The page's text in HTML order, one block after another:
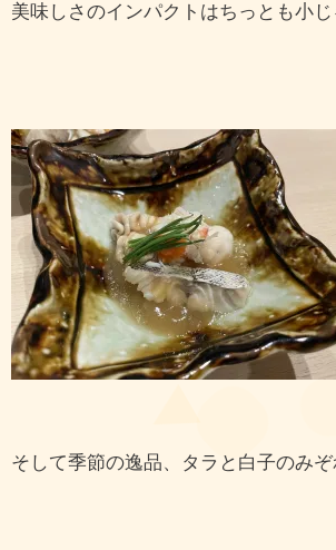
美味しさのインパクトはちっとも小じ
そして季節の逸品、タラと白子のみぞ